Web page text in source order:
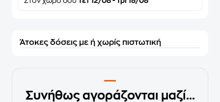
Άτοκες δόσεις με ή χωρίς πιστωτική
Συνήθως αγοράζονται μαζί...